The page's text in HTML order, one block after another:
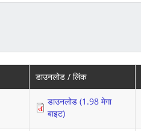
डाउनलोड / लिंक
डाउनलोड (1.98 मेगा
बाइट)